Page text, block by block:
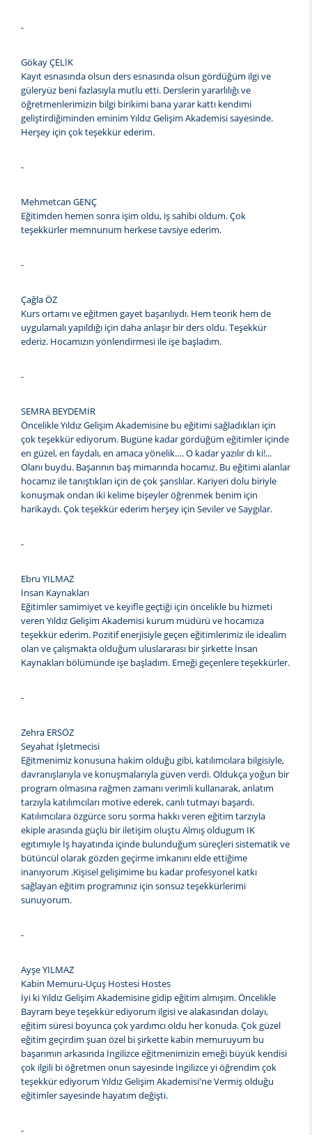
-
Gökay ÇELİK
Kayıt esnasında olsun ders esnasında olsun gördüğüm ilgi ve
güleryüz beni fazlasıyla mutlu etti. Derslerin yararlılığı ve
öğretmenlerimizin bilgi birikimi bana yarar kattı kendimi
geliştirdiğiminden eminim Yıldız Gelişim Akademisi sayesinde.
Herşey için çok teşekkür ederim.
-
Mehmetcan GENÇ
Eğitimden hemen sonra işim oldu, iş sahibi oldum. Çok
teşekkürler memnunum herkese tavsiye ederim.
-
Çağla ÖZ
Kurs ortamı ve eğitmen gayet başarılıydı. Hem teorik hem de
uygulamalı yapıldığı için daha anlaşır bir ders oldu. Teşekkür
ederiz. Hocamızın yönlendirmesi ile işe başladım.
-
SEMRA BEYDEMİR
Öncelikle Yıldız Gelişim Akademisine bu eğitimi sağladıkları için
çok teşekkür ediyorum. Bugüne kadar gördüğüm eğitimler içinde
en güzel, en faydalı, en amaca yönelik…. O kadar yazılır dı ki!...
Olanı buydu. Başarının baş mimarında hocamız. Bu eğitimi alanlar
hocamız ile tanıştıkları için de çok şanslılar. Kariyeri dolu biriyle
konuşmak ondan iki kelime bişeyler öğrenmek benim için
harikaydı. Çok teşekkür ederim herşey için Seviler ve Saygılar.
-
Ebru YILMAZ
İnsan Kaynakları
Eğitimler samimiyet ve keyifle geçtiği için öncelikle bu hizmeti
veren Yıldız Gelişim Akademisi kurum müdürü ve hocamıza
teşekkür ederim. Pozitif enerjisiyle geçen eğitimlerimiz ile idealim
olan ve çalışmakta olduğum uluslararası bir şirkette İnsan
Kaynakları bölümünde işe başladım. Emeği geçenlere teşekkürler.
-
Zehra ERSÖZ
Seyahat İşletmecisi
Eğitmenimiz konusuna hakim olduğu gibi, katılımcılara bilgisiyle,
davranışlarıyla ve konuşmalarıyla güven verdi. Oldukça yoğun bir
program olmasına rağmen zamanı verimli kullanarak, anlatım
tarzıyla katılımcıları motive ederek, canlı tutmayı başardı.
Katılımcılara özgürce soru sorma hakkı veren eğitim tarzıyla
ekiple arasında güçlü bir iletişim oluştu Almış oldugum IK
egıtımıyle İş hayatında içinde bulunduğum süreçleri sistematik ve
bütüncül olarak gözden geçirme imkanını elde ettiğime
inanıyorum .Kişisel gelişimime bu kadar profesyonel katkı
sağlayan eğitim programınız için sonsuz teşekkürlerimi
sunuyorum.
-
Ayşe YILMAZ
Kabin Memuru-Uçuş Hostesi Hostes
İyi ki Yıldız Gelişim Akademisine gidip eğitim almışım. Öncelikle
Bayram beye teşekkür ediyorum ilgisi ve alakasından dolayı,
eğitim süresi boyunca çok yardımcı oldu her konuda. Çok güzel
eğitim geçirdim şuan özel bi şirkette kabin memuruyum bu
başarımın arkasında İngilizce eğitmenimizin emeği büyük kendisi
çok ilgili bi öğretmen onun sayesinde İngilizce yi öğrendim çok
teşekkür ediyorum Yıldız Gelişim Akademisi'ne Vermiş olduğu
eğitimler sayesinde hayatım değişti.
-